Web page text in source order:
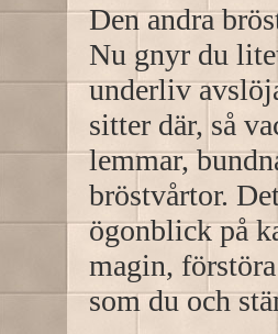
Den andra
Nu gnyr du
underliv
sitter där, så
lemmar,
bröstvårtor.
ögonblick på
magin,
som du och